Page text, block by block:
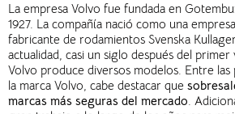
La empresa Volvo fue fundada en
1927. La compañía nació como una
fabricante de rodamientos Svenska
actualidad, casi un siglo después del
Volvo produce diversos modelos. Entre las
la marca Volvo, cabe destacar que
marcas más seguras del mercado.